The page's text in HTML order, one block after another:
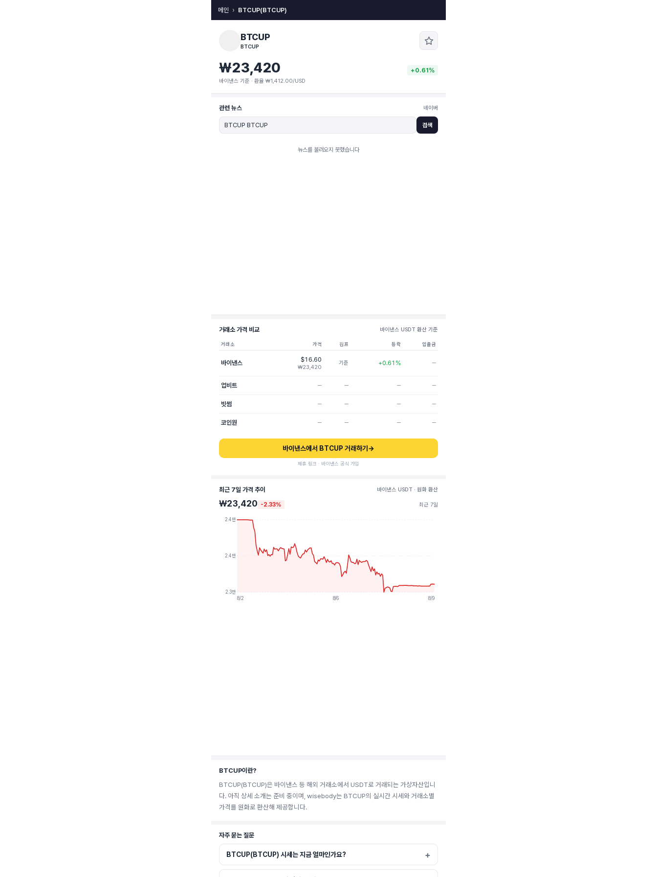
메인 BTCUP(BTCUP)
BTCUP
BTCUP
₩23,420 +0.61%
바이낸스 기준 · 환율 ₩1,412.00/USD
관련 뉴스 네이버
검색
뉴스를 불러오지 못했습니다
거래소 가격 비교 바이낸스 USDT 환산 기준
거래소 가격 김프 등락 입출금
바이낸스 $16.60
₩23,420
기준 +0.61% ─
업비트 ─ ─ ─ ─
빗썸 ─ ─ ─ ─
코인원 ─ ─ ─ ─
바이낸스에서 BTCUP 거래하기 →
제휴 링크 · 바이낸스 공식 가입
최근 7일 가격 추이 바이낸스 USDT · 원화 환산
₩23,420 -2.33% 최근 7일
2.4만
2.4만
2.3만
8/2
8/6 8/9
BTCUP이란?
BTCUP(BTCUP)은 바이낸스 등 해외 거래소에서 USDT로 거래되는 가상자산입니
다. 아직 상세 소개는 준비 중이며, wisebody는 BTCUP의 실시간 시세와 거래소별
가격를 원화로 환산해 제공합니다.
자주 묻는 질문
BTCUP(BTCUP) 시세는 지금 얼마인가요?